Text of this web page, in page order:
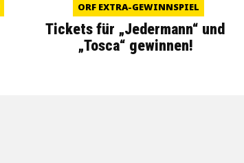
ORF EXTRA-GEWINNSPIEL
Tickets für „Jedermann“ und
„Tosca“ gewinnen!